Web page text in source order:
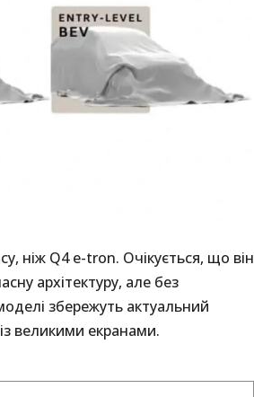
ніж Q4 e-tron. Очікується, що він
архітектуру, але без
збережуть актуальний
великими екранами.